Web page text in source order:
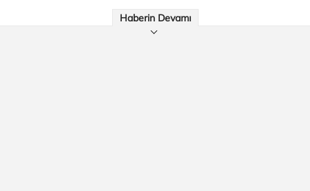
Haberin Devamı